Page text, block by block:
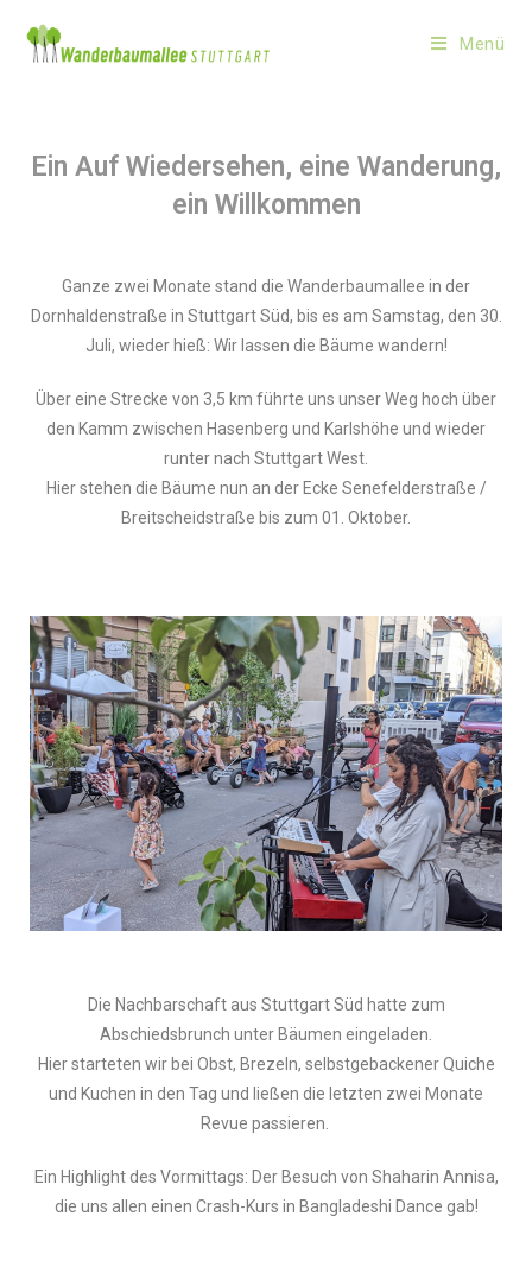
Menü
Ein Auf Wiedersehen, eine Wanderung,
ein Willkommen
Ganze zwei Monate stand die Wanderbaumallee in der
Dornhaldenstraße in Stuttgart Süd, bis es am Samstag, den 30.
Juli, wieder hieß: Wir lassen die Bäume wandern!
Über eine Strecke von 3,5 km führte uns unser Weg hoch über
den Kamm zwischen Hasenberg und Karlshöhe und wieder
runter nach Stuttgart West.
Hier stehen die Bäume nun an der Ecke Senefelderstraße /
Breitscheidstraße bis zum 01. Oktober.
Die Nachbarschaft aus Stuttgart Süd hatte zum
Abschiedsbrunch unter Bäumen eingeladen.
Hier starteten wir bei Obst, Brezeln, selbstgebackener Quiche
und Kuchen in den Tag und ließen die letzten zwei Monate
Revue passieren.
Ein Highlight des Vormittags: Der Besuch von Shaharin Annisa,
die uns allen einen Crash-Kurs in Bangladeshi Dance gab!